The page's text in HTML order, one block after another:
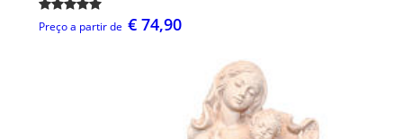
Preço a partir de € 74,90